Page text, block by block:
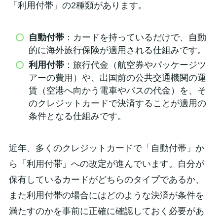
「利用付帯」の2種類があります。
自動付帯 ：カードを持っているだけで、自動
的に海外旅行保険が適用される仕組みです。
利用付帯 ：旅行代金（航空券やパッケージツ
アーの費用）や、出国前の公共交通機関の運
賃（空港へ向かう電車やバスの代金）を、そ
のクレジットカードで決済することが適用の
条件となる仕組みです。
近年、多くのクレジットカードで「自動付帯」か
ら「利用付帯」への改定が進んでいます。自分が
保有しているカードがどちらのタイプであるか、
また利用付帯の場合にはどのような決済が条件を
満たすのかを事前に正確に確認しておく必要があ